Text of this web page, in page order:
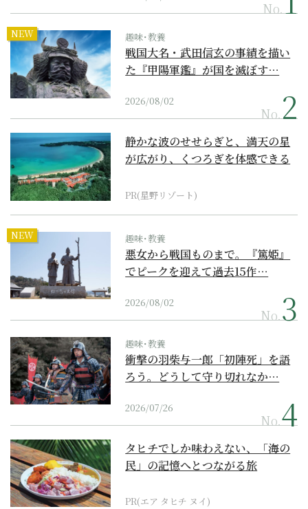
No.
NEW 趣味･教養
戦国大名・武田信玄の事績を描い
た『甲陽軍鑑』が国を滅ぼす…
2026/08/02
No.
静かな波のせせらぎと、満天の星
が広がり、くつろぎを体感できる
PR(星野リゾート)
NEW 趣味･教養
悪女から戦国ものまで。『篤姫』
でピークを迎えて過去15作…
2026/08/02
No.
趣味･教養
衝撃の羽柴与一郎「初陣死」を語
ろう。どうして守り切れなか…
2026/07/26
No.
タヒチでしか味わえない、「海の
民」の記憶へとつながる旅
PR(エア タヒチ ヌイ)